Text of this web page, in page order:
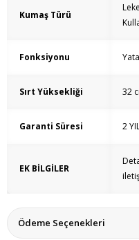
Kumaş Türü
Fonksiyonu
Sırt Yüksekliği 32
Garanti Süresi 2
EK BİLGİLER
Ödeme Seçenekleri